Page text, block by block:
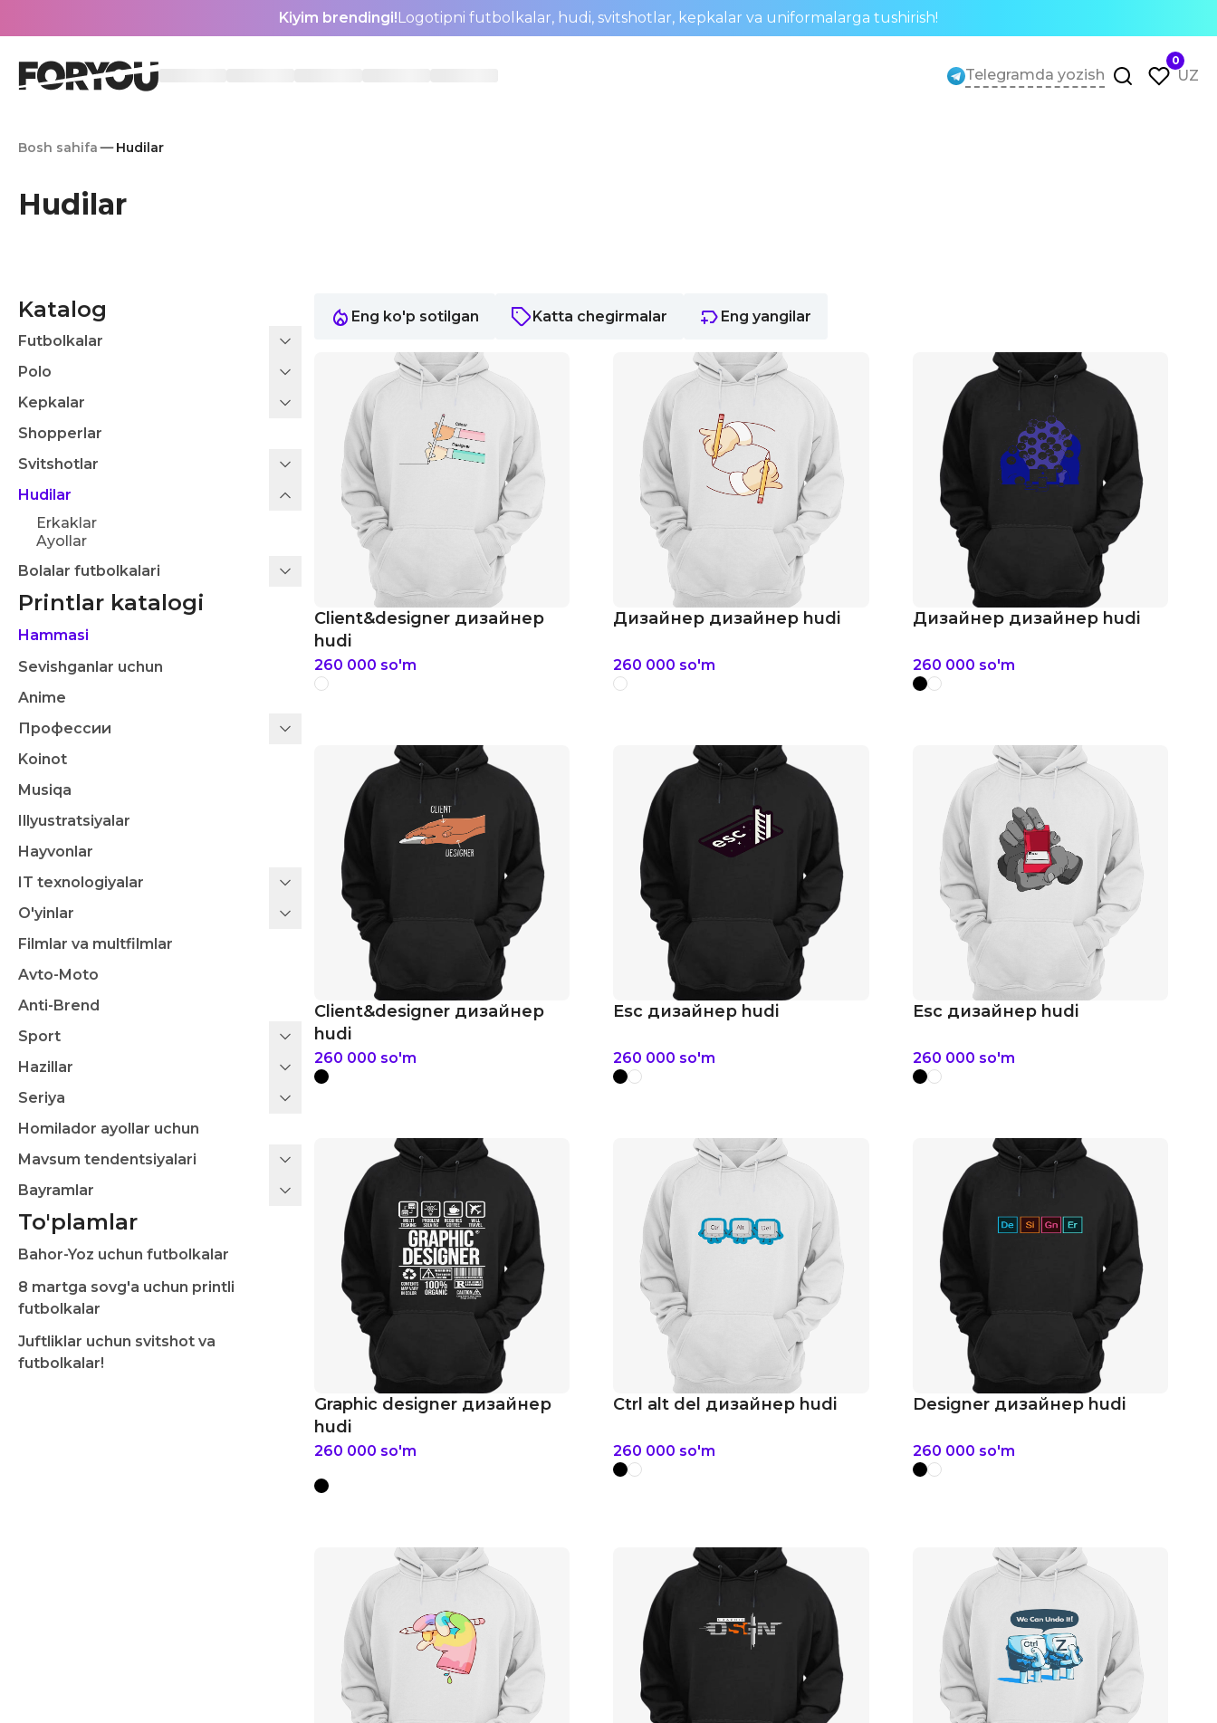
Kiyim brendingi!Logotipni futbolkalar, hudi, svitshotlar, kepkalar va uniformalarga tushirish!
Telegramda yozish
0
UZ
Bosh sahifa Hudilar
Hudilar
Katalog
Futbolkalar
Polo
Kepkalar
Shopperlar
Svitshotlar
Hudilar
Erkaklar
Ayollar
Bolalar futbolkalari
Printlar katalogi
Hammasi
Sevishganlar uchun
Anime
Профессии
Koinot
Musiqa
Illyustratsiyalar
Hayvonlar
IT texnologiyalar
O'yinlar
Filmlar va multfilmlar
Avto-Moto
Anti-Brend
Sport
Hazillar
Seriya
Homilador ayollar uchun
Mavsum tendentsiyalari
Bayramlar
To'plamlar
Bahor-Yoz uchun futbolkalar
8 martga sovg'a uchun printli
futbolkalar
Juftliklar uchun svitshot va
futbolkalar!
Eng ko'p sotilgan Katta chegirmalar Eng yangilar
Client&designer дизайнер
hudi
260 000 so'm
Дизайнер дизайнер hudi
260 000 so'm
Дизайнер дизайнер hudi
260 000 so'm
Client&designer дизайнер
hudi
260 000 so'm
Esc дизайнер hudi
260 000 so'm
Esc дизайнер hudi
260 000 so'm
Graphic designer дизайнер
hudi
260 000 so'm
Ctrl alt del дизайнер hudi
260 000 so'm
Designer дизайнер hudi
260 000 so'm